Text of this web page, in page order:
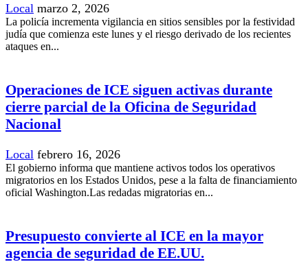
Local marzo 2, 2026
La policía incrementa vigilancia en sitios sensibles por la festividad
judía que comienza este lunes y el riesgo derivado de los recientes
ataques en...
Operaciones de ICE siguen activas durante
cierre parcial de la Oficina de Seguridad
Nacional
Local febrero 16, 2026
El gobierno informa que mantiene activos todos los operativos
migratorios en los Estados Unidos, pese a la falta de financiamiento
oficial Washington.Las redadas migratorias en...
Presupuesto convierte al ICE en la mayor
agencia de seguridad de EE.UU.